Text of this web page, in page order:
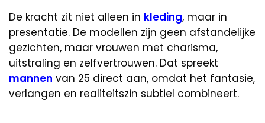
De kracht zit niet alleen in kleding, maar in
presentatie. De modellen zijn geen afstandelijke
gezichten, maar vrouwen met charisma,
uitstraling en zelfvertrouwen. Dat spreekt
mannen van 25 direct aan, omdat het fantasie,
verlangen en realiteitszin subtiel combineert.